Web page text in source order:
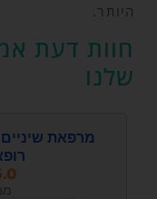
היותר.
חוות דעת
שלנו
מרפאת